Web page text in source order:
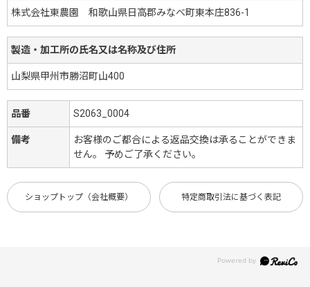
株式会社東農園 和歌山県日高郡みなべ町東本庄836-1
製造・加工所の氏名又は名称及び住所
山梨県甲州市勝沼町山400
品番 S2063_0004
備考
お客様のご都合による返品交換は承ることができま
せん。 予めご了承ください。
ショップトップ（会社概要） 特定商取引法に基づく表記